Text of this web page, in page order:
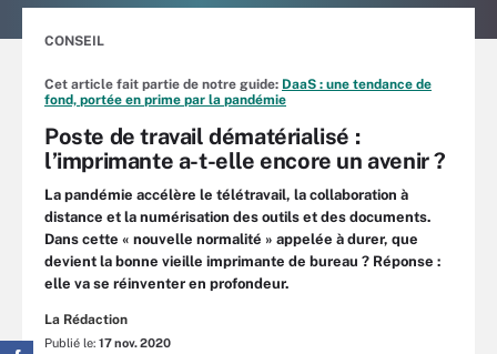
CONSEIL
Cet article fait partie de notre guide: DaaS : une tendance de
fond, portée en prime par la pandémie
Poste de travail dématérialisé :
l’imprimante a-t-elle encore un avenir ?
La pandémie accélère le télétravail, la collaboration à
distance et la numérisation des outils et des documents.
Dans cette « nouvelle normalité » appelée à durer, que
devient la bonne vieille imprimante de bureau ? Réponse :
elle va se réinventer en profondeur.
La Rédaction
Publié le: 17 nov. 2020